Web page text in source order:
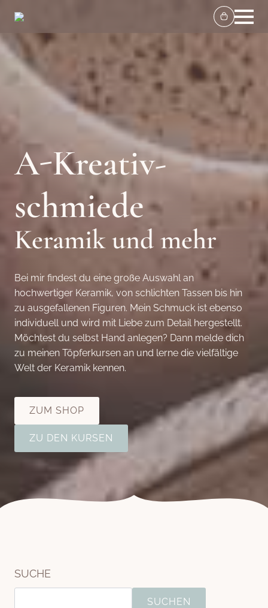
A-Kreativ-
schmiede
Keramik und mehr
Bei mir findest du eine große Auswahl an
hochwertiger Keramik, von schlichten Tassen bis hin
zu ausgefallenen Figuren. Mein Schmuck ist ebenso
individuell und wird mit Liebe zum Detail hergestellt.
Möchtest du selbst Hand anlegen? Dann melde dich
zu meinen Töpferkursen an und lerne die vielfältige
Welt der Keramik kennen.
ZUM SHOP
ZU DEN KURSEN
SUCHE
Suchen
SUCHEN